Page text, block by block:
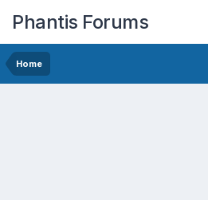
Phantis Forums
Home